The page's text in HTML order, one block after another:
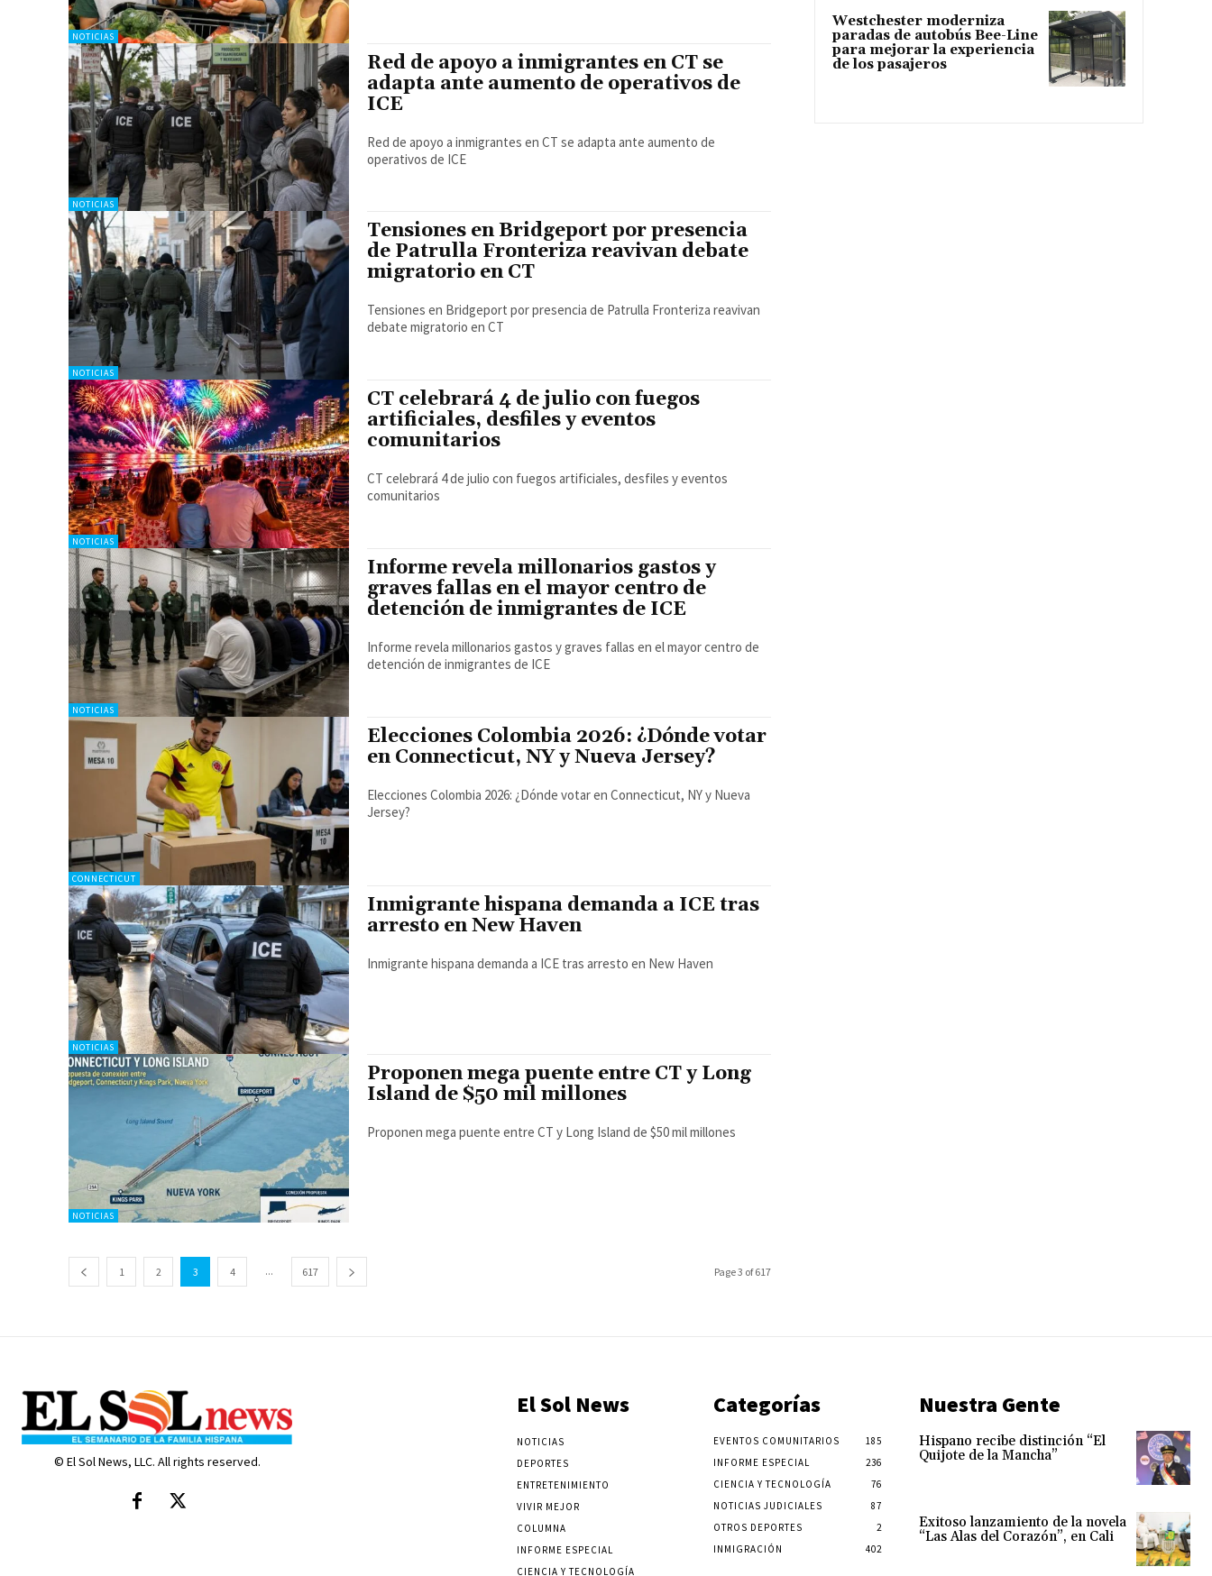
NOTICIAS
NOTICIAS
Red de apoyo a inmigrantes en CT se
adapta ante aumento de operativos de
ICE
Red de apoyo a inmigrantes en CT se adapta ante aumento de
operativos de ICE
NOTICIAS
Tensiones en Bridgeport por presencia
de Patrulla Fronteriza reavivan debate
migratorio en CT
Tensiones en Bridgeport por presencia de Patrulla Fronteriza reavivan
debate migratorio en CT
NOTICIAS
CT celebrará 4 de julio con fuegos
artificiales, desfiles y eventos
comunitarios
CT celebrará 4 de julio con fuegos artificiales, desfiles y eventos
comunitarios
NOTICIAS
Informe revela millonarios gastos y
graves fallas en el mayor centro de
detención de inmigrantes de ICE
Informe revela millonarios gastos y graves fallas en el mayor centro de
detención de inmigrantes de ICE
CONNECTICUT
Elecciones Colombia 2026: ¿Dónde votar
en Connecticut, NY y Nueva Jersey?
Elecciones Colombia 2026: ¿Dónde votar en Connecticut, NY y Nueva
Jersey?
NOTICIAS
Inmigrante hispana demanda a ICE tras
arresto en New Haven
Inmigrante hispana demanda a ICE tras arresto en New Haven
NOTICIAS
Proponen mega puente entre CT y Long
Island de $50 mil millones
Proponen mega puente entre CT y Long Island de $50 mil millones
1 2 3 4 ... 617 Page 3 of 617
Westchester moderniza
paradas de autobús Bee-Line
para mejorar la experiencia
de los pasajeros
© El Sol News, LLC. All rights reserved.
El Sol News
NOTICIAS
DEPORTES
ENTRETENIMIENTO
VIVIR MEJOR
COLUMNA
INFORME ESPECIAL
CIENCIA Y TECNOLOGÍA
Categorías
EVENTOS COMUNITARIOS
185
INFORME ESPECIAL
236
CIENCIA Y TECNOLOGÍA
76
NOTICIAS JUDICIALES
87
OTROS DEPORTES
2
INMIGRACIÓN
402
Nuestra Gente
Hispano recibe distinción “El
Quijote de la Mancha”
Exitoso lanzamiento de la novela
“Las Alas del Corazón”, en Cali